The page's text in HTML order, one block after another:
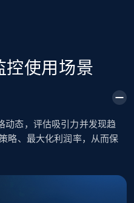
percent, and more.
shop products
控使用场景
动态，评估吸引力并发现趋
略、最大化利润率，从而保